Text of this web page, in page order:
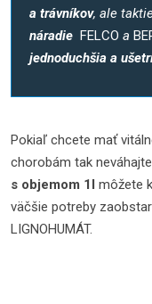
a trávníkov, ale
náradie FELCO a
jednoduchšia a
Pokiaľ chcete mať
chorobám tak
s objemom 1l môžete
väčšie potreby
LIGNOHUMÁT.